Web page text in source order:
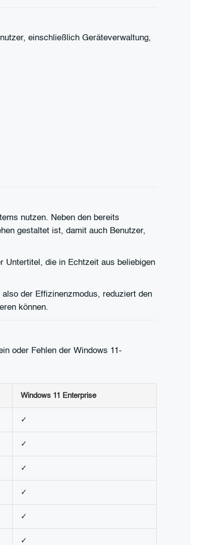
einschließlich Geräteverwaltung,
nutzen. Neben den bereits
gestaltet ist, damit auch Benutzer,
Untertitel, die in Echtzeit aus beliebigen
also der Effizinenzmodus, reduziert den
können.
oder Fehlen der Windows 11-
Windows 11 Enterprise
✓
✓
✓
✓
✓
✓